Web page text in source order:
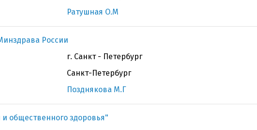
Ратушная О.М
России
г. Санкт - Петербург
Санкт-Петербург
Позднякова М.Г
общественного здоровья"